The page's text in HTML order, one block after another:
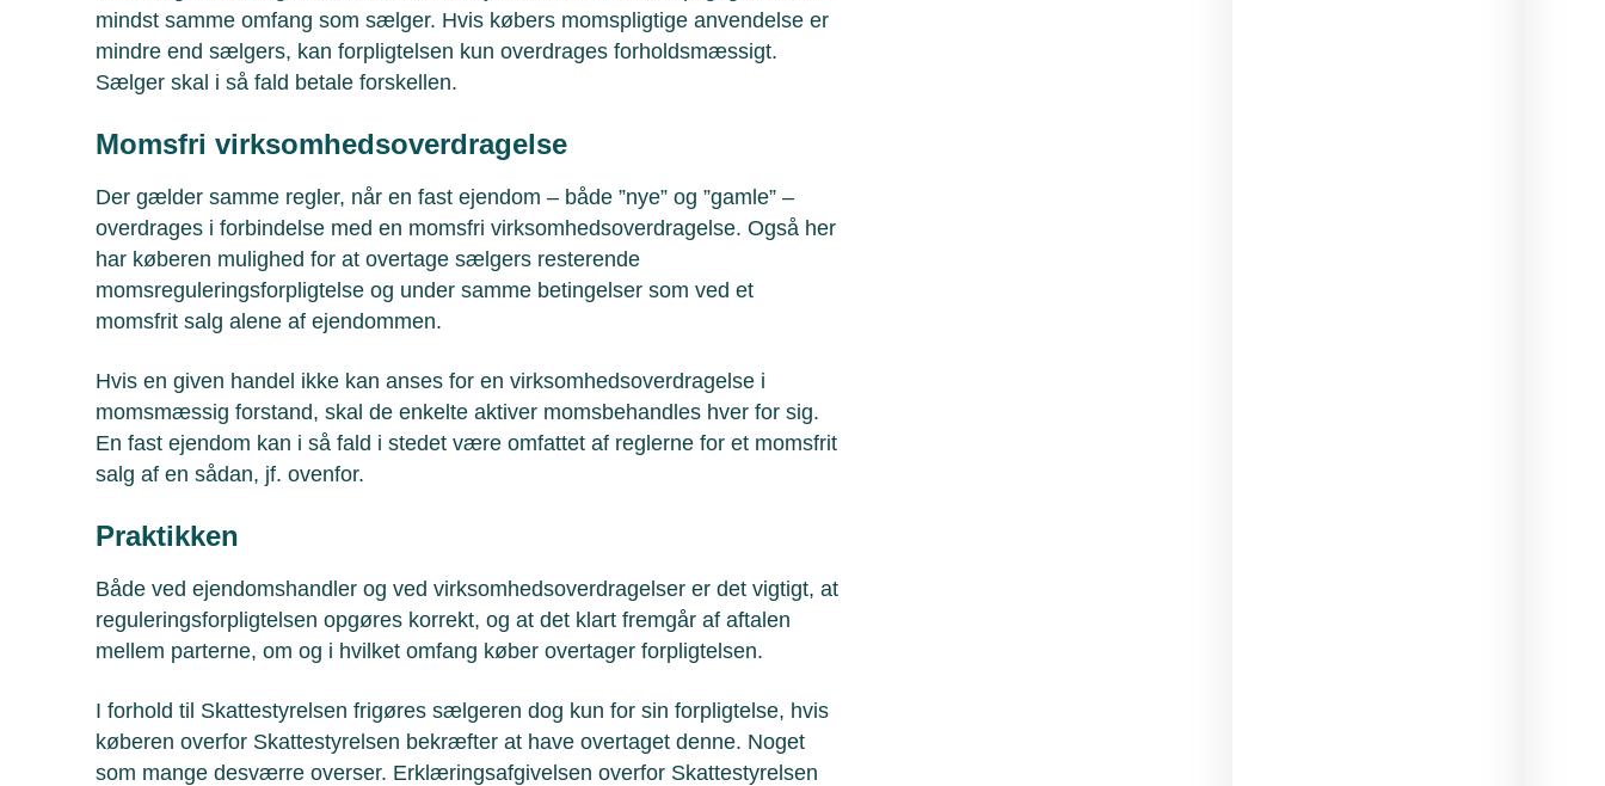
mindst samme omfang som sælger. Hvis købers momspligtige anvendelse er
mindre end sælgers, kan forpligtelsen kun overdrages forholdsmæssigt.
Sælger skal i så fald betale forskellen.
Momsfri virksomhedsoverdragelse
Der gælder samme regler, når en fast ejendom – både ”nye” og ”gamle” –
overdrages i forbindelse med en momsfri virksomhedsoverdragelse. Også her
har køberen mulighed for at overtage sælgers resterende
momsreguleringsforpligtelse og under samme betingelser som ved et
momsfrit salg alene af ejendommen.
Hvis en given handel ikke kan anses for en virksomhedsoverdragelse i
momsmæssig forstand, skal de enkelte aktiver momsbehandles hver for sig.
En fast ejendom kan i så fald i stedet være omfattet af reglerne for et momsfrit
salg af en sådan, jf. ovenfor.
Praktikken
Både ved ejendomshandler og ved virksomhedsoverdragelser er det vigtigt, at
reguleringsforpligtelsen opgøres korrekt, og at det klart fremgår af aftalen
mellem parterne, om og i hvilket omfang køber overtager forpligtelsen.
I forhold til Skattestyrelsen frigøres sælgeren dog kun for sin forpligtelse, hvis
køberen overfor Skattestyrelsen bekræfter at have overtaget denne. Noget
som mange desværre overser. Erklæringsafgivelsen overfor Skattestyrelsen